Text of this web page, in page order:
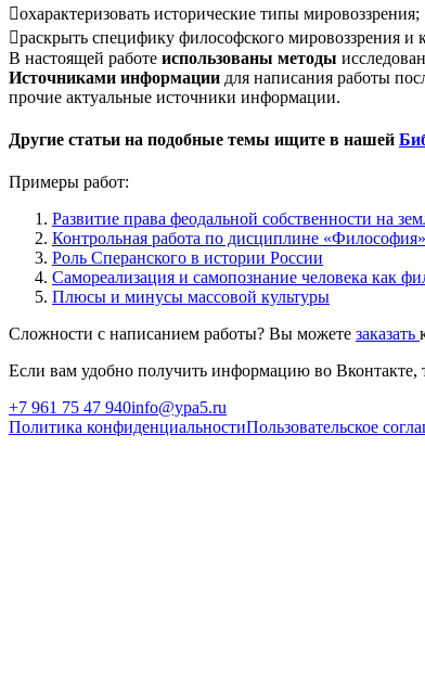
охарактеризовать исторические типы мировоззрения;
раскрыть специфику философского мировоззрения и
В настоящей работе использованы методы
Источниками информации для написания работы
прочие актуальные источники информации.
Другие статьи на подобные темы ищите в нашей
Примеры работ:
Развитие права феодальной собственности на
Контрольная работа по дисциплине «Философия»
Роль Сперанского в истории России
Самореализация и самопознание человека как
Плюсы и минусы массовой культуры
Сложности с написанием работы? Вы можете заказать
Если вам удобно получить информацию во Вконтакте,
+7 961 75 47 940info@ypa5.ru
Политика конфиденциальностиПользовательское